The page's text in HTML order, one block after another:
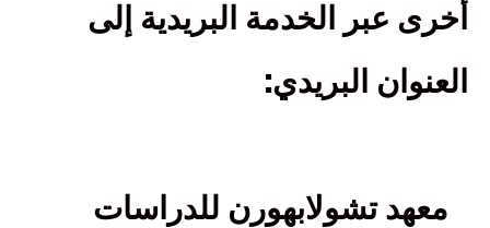
أخرى عبر الخدمة البريدية إلى
العنوان البريدي:
معهد تشولابهورن للدراسات